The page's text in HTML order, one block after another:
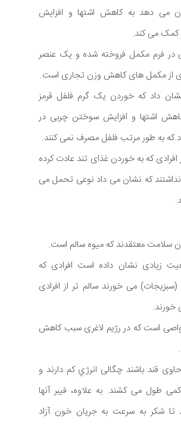
می دهد به کاهش اشتها و افزایش
می کند.
در فرم مکمل فروخته شده و یک عنصر
از مکمل های کاهش وزن تجاری است.
داد که خوردن یک گرم فلفل قرمز
اشتها و افزایش سوختن چربی در
که به طور مرتب فلفل مصرف نمی کنند.
افرادی که به خوردن غذای تند عادت کرده
نداشتند که نشان می داد نوعی تحمل می
سلامت معتقدند که میوه سالم است.
زیادی نشان داده است افرادی که
می خورند سالم تر از افرادی
خورند.
است که در رژیم لاغری سبب کاهش
قند باشند چگالی انرژي کم دارند و
طول می کشند. به علاوه، فیبر آنها
شکر به سرعت به جریان خون آزاد